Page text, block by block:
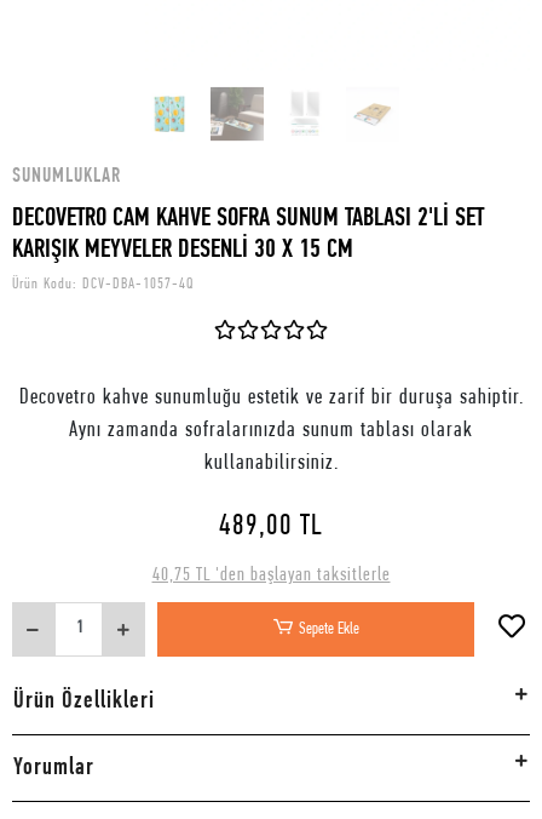
SUNUMLUKLAR
DECOVETRO CAM KAHVE SOFRA SUNUM TABLASI 2'Lİ SET
KARIŞIK MEYVELER DESENLİ 30 X 15 CM
Ürün Kodu: DCV-DBA-1057-4Q
Decovetro kahve sunumluğu estetik ve zarif bir duruşa sahiptir.
Aynı zamanda sofralarınızda sunum tablası olarak
kullanabilirsiniz.
489,00 TL
40,75 TL 'den başlayan taksitlerle
Sepete Ekle
Ürün Özellikleri
Yorumlar